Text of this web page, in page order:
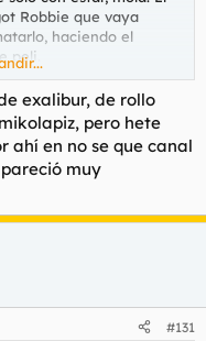
Robbie que vaya
haciendo el
peli.
ponte ésta (UBP
si onírica, que si no se
exalibur, de rollo
pero hete
ahí en no se que canal
muy
#131